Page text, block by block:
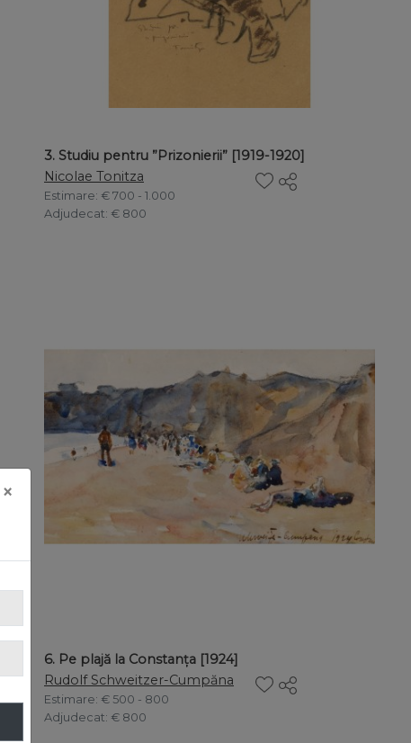
3. Studiu pentru ”Prizonierii” [1919-1920]
Nicolae Tonitza
Estimare: € 700 - 1.000
Adjudecat: € 800
6. Pe plajă la Constanța [1924]
Rudolf Schweitzer-Cumpăna
Estimare: € 500 - 800
Adjudecat: € 800
×